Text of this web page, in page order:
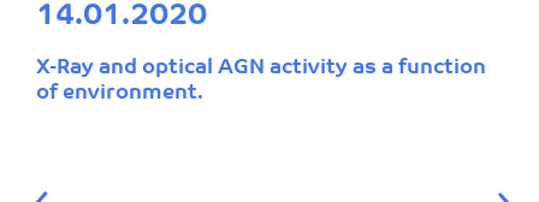
14.01.2020
X-Ray and optical AGN activity as a function
of environment.